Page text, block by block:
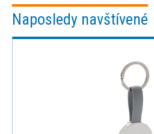
Naposledy navštívené